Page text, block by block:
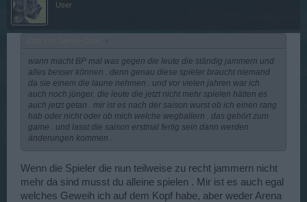
User
↑
wann macht BP mal was gegen die leute die ständig jammern und
alles besser können . denn genau diese spieler braucht niemand
da sie einem die laune nehmen . und vor vielen jahren war ich
auch noch jünger. die leute die jetzt nicht mehr spielen hätten es
auch jetzt getan . mir ist es nach der saison wurst ob ich einen rang
hab oder nicht oder ob mich welche wegballern . das gehört zum
game . und lasst die saison erstmal fertig sein dann werden
änderungen kommen .
Wenn die Spieler die nun teilweise zu recht jammern nicht
mehr da sind musst du alleine spielen . Mir ist es auch egal
welches Geweih ich auf dem Kopf habe, aber weder Arena